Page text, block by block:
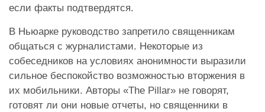
если факты подтвердятся.
В Ньюарке руководство запретило священникам
общаться с журналистами. Некоторые из
собеседников на условиях анонимности выразили
сильное беспокойство возможностью вторжения в
их мобильники. Авторы «The Pillar» не говорят,
готовят ли они новые отчеты, но священники в